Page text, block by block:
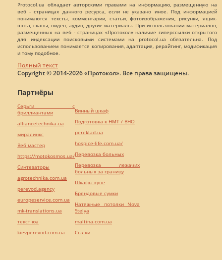
Protocol.ua обладает авторскими правами на информацию, размещенную на
веб - страницах данного ресурса, если не указано иное. Под информацией
понимаются тексты, комментарии, статьи, фотоизображения, рисунки, ящик-
шота, сканы, видео, аудио, другие материалы. При использовании материалов,
размещенных на веб - страницах «Протокол» наличие гиперссылки открытого
для индексации поисковыми системами на protocol.ua обязательна. Под
использованием понимается копирования, адаптация, рерайтинг, модификация
и тому подобное.
Полный текст
Copyright © 2014-2026 «Протокол». Все права защищены.
Партнёры
Серьги с
бриллиантами
alliancetechnika.ua
миралинкс
Веб мастер
https://motokosmos.ua/
Синтезаторы
agrotechnika.com.ua
perevod.agency
europeservice.com.ua
mk-translations.ua
текст юа
kievperevod.com.ua
Винный шкаф
Подготовка к НМТ / ВНО
pereklad.ua
hospice-life.com.ua/
Перевозка больных
Перевозка лежачих
больных за границу
Шкафы купе
Брендовые сумки
Натяжные потолки Nova
Stelya
maltina.com.ua
Cылки